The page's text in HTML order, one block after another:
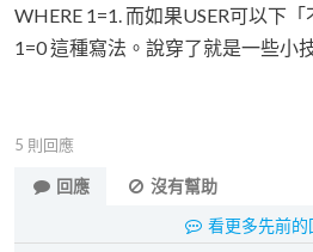
WHERE 1=1. 而如果USER可以下
1=0 這種寫法。說穿了就是一些小
5 則回應
回應
沒有幫助
看更多先前的